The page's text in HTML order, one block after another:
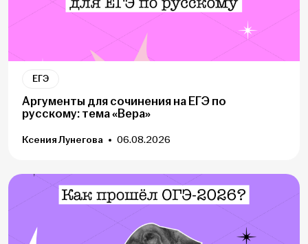
ЕГЭ
Аргументы для сочинения на ЕГЭ по
русскому: тема «Вера»
Ксения Лунегова 06.08.2026